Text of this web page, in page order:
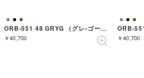
ORB-551 48 GRYG （グレ-ゴールド）
￥40,700 ￥40,700